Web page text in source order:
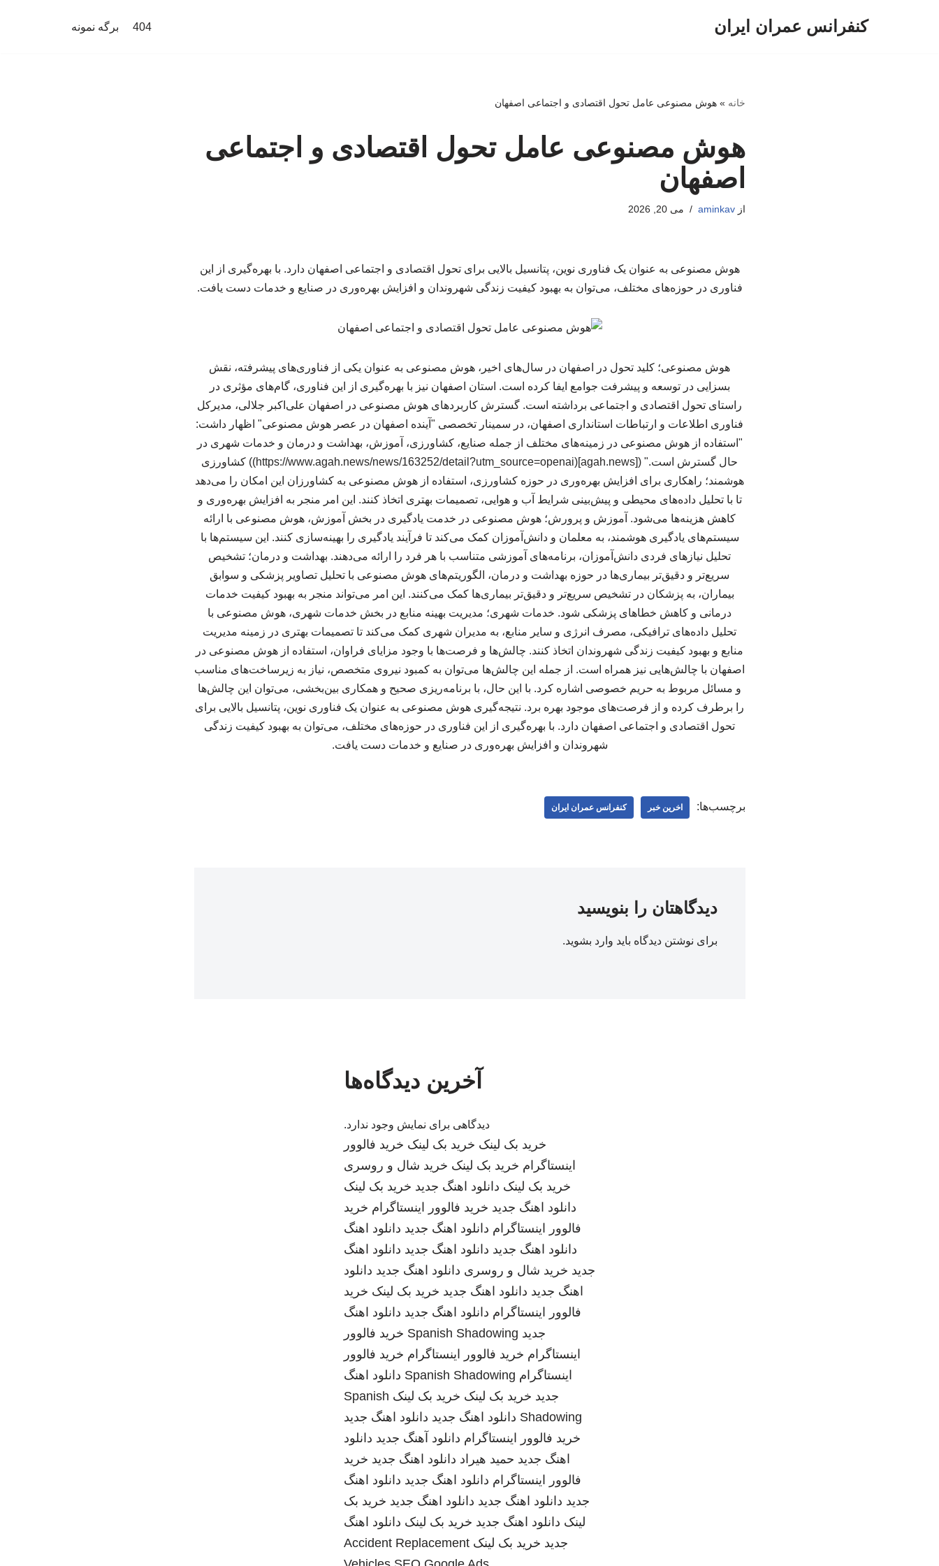
کنفرانس عمران ایران 404 برگه نمونه
خانه »هوش مصنوعی عامل تحول اقتصادی و اجتماعی اصفهان
هوش مصنوعی عامل تحول اقتصادی و اجتماعی
اصفهان
ازaminkav می 20, 2026
هوش مصنوعی به عنوان یک فناوری نوین، پتانسیل بالایی برای تحول اقتصادی و اجتماعی اصفهان دارد. با بهره‌گیری از این
فناوری در حوزه‌های مختلف، می‌توان به بهبود کیفیت زندگی شهروندان و افزایش بهره‌وری در صنایع و خدمات دست یافت.
هوش مصنوعی؛ کلید تحول در اصفهان در سال‌های اخیر، هوش مصنوعی به عنوان یکی از فناوری‌های پیشرفته، نقش
بسزایی در توسعه و پیشرفت جوامع ایفا کرده است. استان اصفهان نیز با بهره‌گیری از این فناوری، گام‌های مؤثری در
راستای تحول اقتصادی و اجتماعی برداشته است. گسترش کاربردهای هوش مصنوعی در اصفهان علی‌اکبر جلالی، مدیرکل
فناوری اطلاعات و ارتباطات استانداری اصفهان، در سمینار تخصصی "آینده اصفهان در عصر هوش مصنوعی" اظهار داشت:
"استفاده از هوش مصنوعی در زمینه‌های مختلف از جمله صنایع، کشاورزی، آموزش، بهداشت و درمان و خدمات شهری در
حال گسترش است." ([agah.news](https://www.agah.news/news/163252/detail?utm_source=openai)) کشاورزی
هوشمند؛ راهکاری برای افزایش بهره‌وری در حوزه کشاورزی، استفاده از هوش مصنوعی به کشاورزان این امکان را می‌دهد
تا با تحلیل داده‌های محیطی و پیش‌بینی شرایط آب و هوایی، تصمیمات بهتری اتخاذ کنند. این امر منجر به افزایش بهره‌وری و
کاهش هزینه‌ها می‌شود. آموزش و پرورش؛ هوش مصنوعی در خدمت یادگیری در بخش آموزش، هوش مصنوعی با ارائه
سیستم‌های یادگیری هوشمند، به معلمان و دانش‌آموزان کمک می‌کند تا فرآیند یادگیری را بهینه‌سازی کنند. این سیستم‌ها با
تحلیل نیازهای فردی دانش‌آموزان، برنامه‌های آموزشی متناسب با هر فرد را ارائه می‌دهند. بهداشت و درمان؛ تشخیص
سریع‌تر و دقیق‌تر بیماری‌ها در حوزه بهداشت و درمان، الگوریتم‌های هوش مصنوعی با تحلیل تصاویر پزشکی و سوابق
بیماران، به پزشکان در تشخیص سریع‌تر و دقیق‌تر بیماری‌ها کمک می‌کنند. این امر می‌تواند منجر به بهبود کیفیت خدمات
درمانی و کاهش خطاهای پزشکی شود. خدمات شهری؛ مدیریت بهینه منابع در بخش خدمات شهری، هوش مصنوعی با
تحلیل داده‌های ترافیکی، مصرف انرژی و سایر منابع، به مدیران شهری کمک می‌کند تا تصمیمات بهتری در زمینه مدیریت
منابع و بهبود کیفیت زندگی شهروندان اتخاذ کنند. چالش‌ها و فرصت‌ها با وجود مزایای فراوان، استفاده از هوش مصنوعی در
اصفهان با چالش‌هایی نیز همراه است. از جمله این چالش‌ها می‌توان به کمبود نیروی متخصص، نیاز به زیرساخت‌های مناسب
و مسائل مربوط به حریم خصوصی اشاره کرد. با این حال، با برنامه‌ریزی صحیح و همکاری بین‌بخشی، می‌توان این چالش‌ها
را برطرف کرده و از فرصت‌های موجود بهره برد. نتیجه‌گیری هوش مصنوعی به عنوان یک فناوری نوین، پتانسیل بالایی برای
تحول اقتصادی و اجتماعی اصفهان دارد. با بهره‌گیری از این فناوری در حوزه‌های مختلف، می‌توان به بهبود کیفیت زندگی
شهروندان و افزایش بهره‌وری در صنایع و خدمات دست یافت.
برچسب‌ها: اخرین خبر کنفرانس عمران ایران
دیدگاهتان را بنویسید
برای نوشتن دیدگاه باید وارد بشوید.
آخرین دیدگاه‌ها
دیدگاهی برای نمایش وجود ندارد.
خرید بک لینک خرید بک لینک خرید فالوور
اینستاگرام خرید بک لینک خرید شال و روسری
خرید بک لینک دانلود اهنگ جدید خرید بک لینک
دانلود اهنگ جدید خرید فالوور اینستاگرام خرید
فالوور اینستاگرام دانلود اهنگ جدید دانلود اهنگ
دانلود اهنگ جدید دانلود اهنگ جدید دانلود اهنگ
جدید خرید شال و روسری دانلود اهنگ جدید دانلود
اهنگ جدید دانلود اهنگ جدید خرید بک لینک خرید
فالوور اینستاگرام دانلود اهنگ جدید دانلود اهنگ
جدید Spanish Shadowing خرید فالوور
اینستاگرام خرید فالوور اینستاگرام خرید فالوور
اینستاگرام Spanish Shadowing دانلود اهنگ
جدید خرید بک لینک خرید بک لینک Spanish
Shadowing دانلود اهنگ جدید دانلود اهنگ جدید
خرید فالوور اینستاگرام دانلود آهنگ جدید دانلود
اهنگ جدید حمید هیراد دانلود اهنگ جدید خرید
فالوور اینستاگرام دانلود اهنگ جدید دانلود اهنگ
جدید دانلود اهنگ جدید دانلود اهنگ جدید خرید بک
لینک دانلود اهنگ جدید خرید بک لینک دانلود اهنگ
جدید خرید بک لینک Accident Replacement